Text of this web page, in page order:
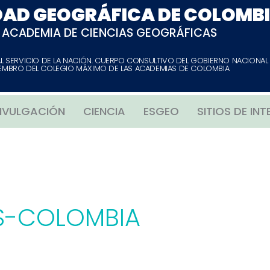
GEOGRÁFICA DE
ACADEMIA DE CIENCIAS GEOGRÁFICAS
SERVICIO DE LA NACIÓN. CUERPO CONSULTIVO DEL GOBIERNO NACIONAL
DEL COLEGIO MÁXIMO DE LAS ACADEMIAS DE COLOMBIA
CIENCIA ESGEO SITIOS DE
COLOMBIA